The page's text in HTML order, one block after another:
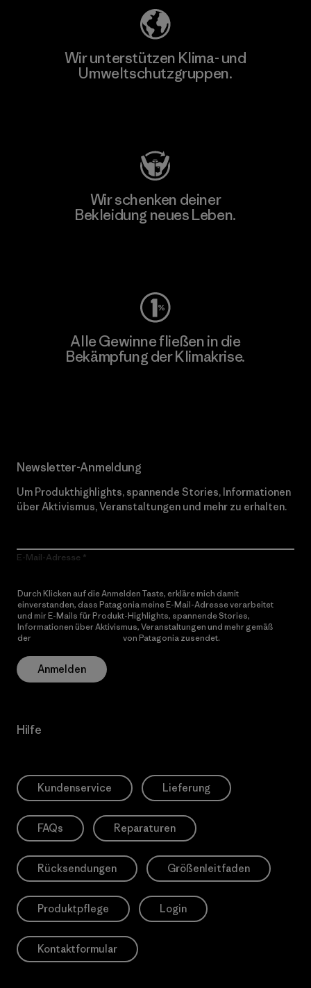
Wir unterstützen Klima- und
Umweltschutzgruppen.
Wir schenken deiner
Bekleidung neues Leben.
Alle Gewinne fließen in die
Bekämpfung der Klimakrise.
Newsletter-Anmeldung
Um Produkthighlights, spannende Stories, Informationen
über Aktivismus, Veranstaltungen und mehr zu erhalten.
E-Mail-Adresse
Durch Klicken auf die Anmelden Taste, erkläre mich damit
einverstanden, dass Patagonia meine E-Mail-Adresse verarbeitet
und mir E-Mails für Produkt-Highlights, spannende Stories,
Informationen über Aktivismus, Veranstaltungen und mehr gemäß
der
von Patagonia zusendet.
Anmelden
Hilfe
Kundenservice Lieferung
FAQs Reparaturen
Rücksendungen Größenleitfaden
Produktpflege Login
Kontaktformular